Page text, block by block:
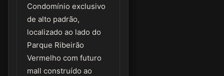
Condomínio exclusivo
de alto padrão,
localizado ao lado do
Parque Ribeirão
Vermelho com futuro
mall construído ao